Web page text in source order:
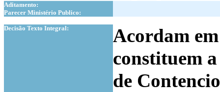
Aditamento:
Parecer Ministério Publico:
Decisão Texto Integral:
Acordam
constituem
de